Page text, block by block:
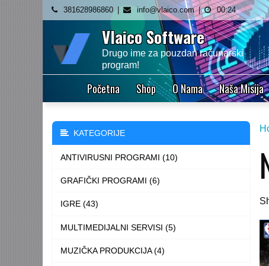
Skip
content
381628986860 info@vlaico.com 00:24
Vlaico Software
Drugo ime za pouzdan računarski
program!
Početna Shop O Nama Naša Misija
KATEGORIJE
ANTIVIRUSNI PROGRAMI (10)
GRAFIČKI PROGRAMI (6)
IGRE (43)
MULTIMEDIJALNI SERVISI (5)
MUZIČKA PRODUKCIJA (4)